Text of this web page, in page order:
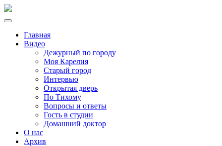
Главная
Видео
Дежурный по городу
Моя Карелия
Старый город
Интервью
Открытая дверь
По Тихому
Вопросы и ответы
Гость в студии
Домашний доктор
О нас
Архив